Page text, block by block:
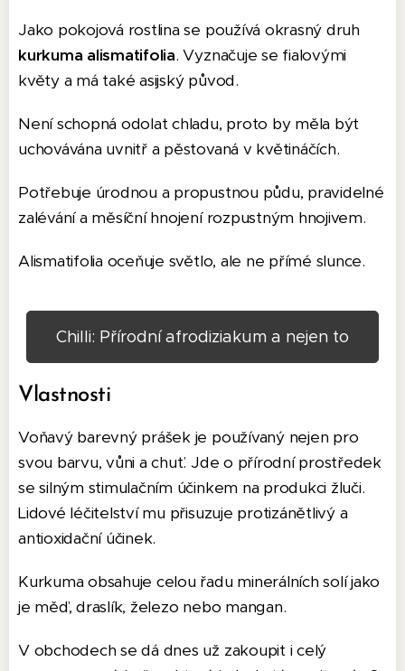
Jako pokojová rostlina se používá okrasný druh
kurkuma alismatifolia. Vyznačuje se fialovými
květy a má také asijský původ.
Není schopná odolat chladu, proto by měla být
uchovávána uvnitř a pěstovaná v květináčích.
Potřebuje úrodnou a propustnou půdu, pravidelné
zalévání a měsíční hnojení rozpustným hnojivem.
Alismatifolia oceňuje světlo, ale ne přímé slunce.
Chilli: Přírodní afrodiziakum a nejen to
Vlastnosti
Voňavý barevný prášek je používaný nejen pro
svou barvu, vůni a chuť. Jde o přírodní prostředek
se silným stimulačním účinkem na produkci žluči.
Lidové léčitelství mu přisuzuje protizánětlivý a
antioxidační účinek.
Kurkuma obsahuje celou řadu minerálních solí jako
je měď, draslík, železo nebo mangan.
V obchodech se dá dnes už zakoupit i celý